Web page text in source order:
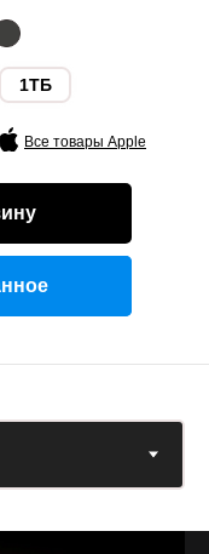
1ТБ
Все товары Apple